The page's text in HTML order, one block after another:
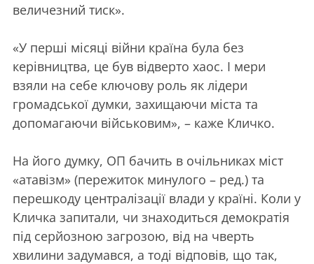
величезний тиск».
«У перші місяці війни країна була без
керівництва, це був відверто хаос. І мери
взяли на себе ключову роль як лідери
громадської думки, захищаючи міста та
допомагаючи військовим», – каже Кличко.
На його думку, ОП бачить в очільниках міст
«атавізм» (пережиток минулого – ред.) та
перешкоду централізації влади у країні. Коли у
Кличка запитали, чи знаходиться демократія
під серйозною загрозою, від на чверть
хвилини задумався, а тоді відповів, що так,